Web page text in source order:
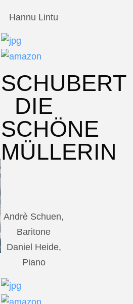
Hannu Lintu
SCHUBERT
DIE
SCHÖNE
MÜLLERIN
Andrè Schuen,
Baritone
Daniel Heide,
Piano